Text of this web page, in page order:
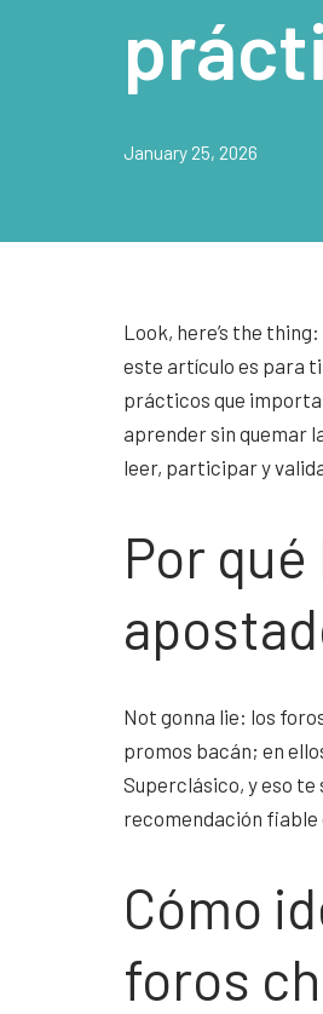
January 25, 2026
Look, here’s the
este artículo es para ti
prácticos que
aprender sin quemar
leer, participar y
Por
Not gonna lie: los
promos bacán; en
Superclásico, y eso te
recomendación
Cómo
foros